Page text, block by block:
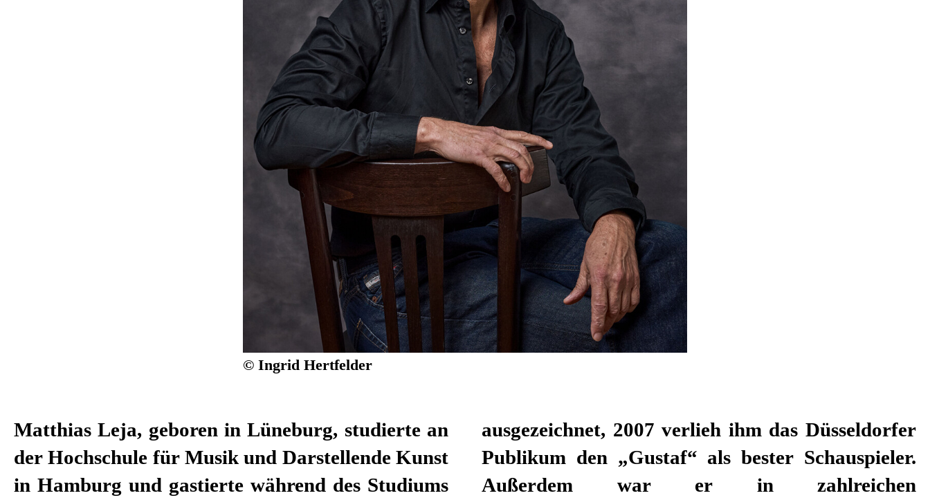
© Ingrid Hertfelder
Matthias Leja, geboren in Lüneburg, studierte an
der Hochschule für Musik und Darstellende Kunst
in Hamburg und gastierte während des Studiums
ausgezeichnet, 2007 verlieh ihm das Düsseldorfer
Publikum den „Gustaf“ als bester Schauspieler.
Außerdem war er in zahlreichen